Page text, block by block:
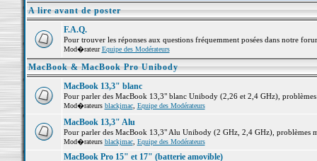
A lire avant de poster
F.A.Q.
Pour trouver les réponses aux questions fréquemment posées dans notre
Mod�rateurEquipe des Modérateurs
MacBook & MacBook Pro Unibody
MacBook 13,3" blanc
Pour parler des MacBook 13,3" blanc Unibody (2,26 et 2,4 GHz),
Mod�rateurs blackjmac, Equipe des Modérateurs
MacBook 13,3" Alu
Pour parler des MacBook 13,3" Alu Unibody (2 GHz, 2,4 GHz), problèmes
Mod�rateurs blackjmac, Equipe des Modérateurs
MacBook Pro 15" et 17" (batterie amovible)